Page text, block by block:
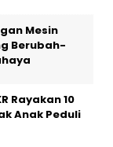
Mesin
Berubah-
Rayakan 10
Anak Peduli